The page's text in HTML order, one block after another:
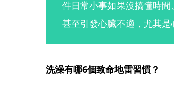
件日常小事如果沒搞懂時
甚至引發心臟不適，尤其是
洗澡有哪6個致命地雷習慣？